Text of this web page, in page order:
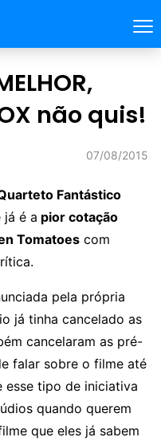
não quis!
07/08/2015
Fantástico
já é a pior cotação
Tomatoes com
pela própria
já tinha cancelado as
cancelaram as pré-
falar sobre o filme até
esse tipo de iniciativa
quando querem
que eles já sabem